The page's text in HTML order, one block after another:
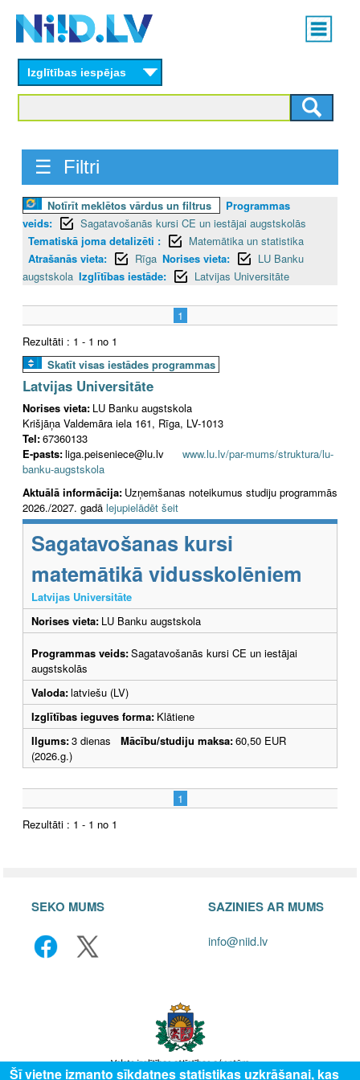
content
Main
menu
Izglītības iespējas
☰ Filtri
Notīrīt meklētos vārdus un filtrus
Programmas
veids:
Sagatavošanās kursi CE un iestājai augstskolās
Tematiskā joma detalizēti :
Matemātika un statistika
Atrašanās vieta:
Rīga Norises vieta:
LU Banku
augstskola Izglītības iestāde: Latvijas Universitāte
1
Rezultāti : 1 - 1 no 1
Skatīt visas iestādes programmas
Latvijas Universitāte
Norises vieta: LU Banku augstskola
Krišjāņa Valdemāra iela 161, Rīga, LV-1013
Tel:67360133
E-pasts:liga.peiseniece@lu.lv www.lu.lv/par-mums/struktura/lu-
banku-augstskola
Aktuālā informācija: Uzņemšanas noteikumus studiju programmās
2026./2027. gadā lejupielādēt šeit
Sagatavošanas kursi
matemātikā vidusskolēniem
Latvijas Universitāte
Norises vieta: LU Banku augstskola
Programmas veids:Sagatavošanās kursi CE un iestājai
augstskolās
Valoda:latviešu (LV)
Izglītības ieguves forma: Klātiene
Ilgums:3 dienas Mācību/studiju maksa:60,50 EUR
(2026.g.)
1
Rezultāti : 1 - 1 no 1
SEKO MUMS SAZINIES AR MUMS
info@niid.lv
Šī vietne izmanto sīkdatnes statistikas uzkrāšanai, kas